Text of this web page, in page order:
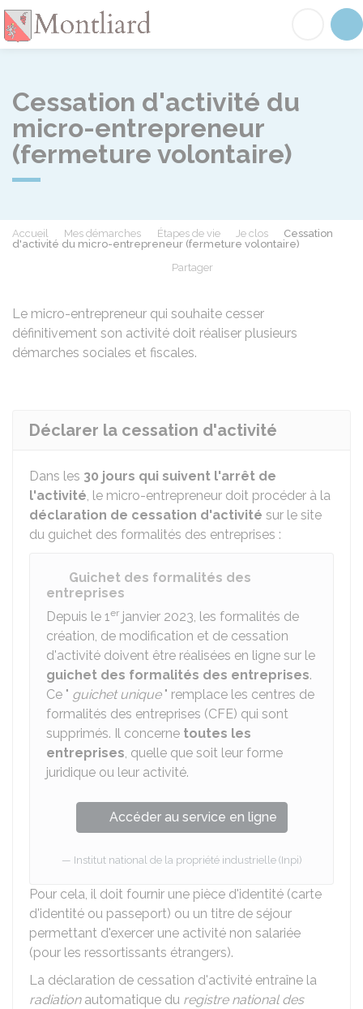
Cessation d'activité du
micro-entrepreneur
(fermeture volontaire)
Accueil Mes démarches Étapes de vie Je clos
Cessation
d'activité du micro-entrepreneur (fermeture volontaire)
Partager
Le micro-entrepreneur qui souhaite cesser
définitivement son activité doit réaliser plusieurs
démarches sociales et fiscales.
Déclarer la cessation d'activité
Dans les 30 jours qui suivent l'arrêt de
l'activité, le micro-entrepreneur doit procéder à la
déclaration de cessation d'activité sur le site
du guichet des formalités des entreprises :
Guichet des formalités des
entreprises
Depuis le 1er janvier 2023, les formalités de
création, de modification et de cessation
d'activité doivent être réalisées en ligne sur le
guichet des formalités des entreprises.
Ce " guichet unique" remplace les centres de
formalités des entreprises (CFE) qui sont
supprimés. Il concerne toutes les
entreprises, quelle que soit leur forme
juridique ou leur activité.
Accéder au service en ligne
Institut national de la propriété industrielle (Inpi)
Pour cela, il doit fournir une pièce d'identité (carte
d'identité ou passeport) ou un titre de séjour
permettant d'exercer une activité non salariée
(pour les ressortissants étrangers).
La déclaration de cessation d'activité entraîne la
radiationautomatique du registre national des